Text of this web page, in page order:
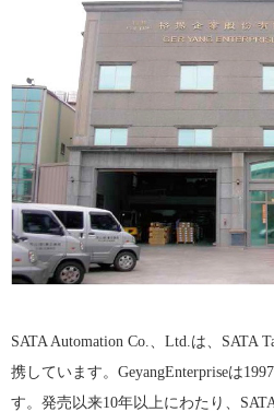
SATA Automation Co.、Ltd.は、SATA
携しています。GeyangEnterpriseは
す。発売以来10年以上にわたり、